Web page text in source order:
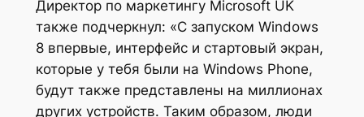
Директор по маркетингу Microsoft UK
также подчеркнул: «С запуском Windows
8 впервые, интерфейс и стартовый экран,
которые у тебя были на Windows Phone,
будут также представлены на миллионах
других устройств. Таким образом, люди